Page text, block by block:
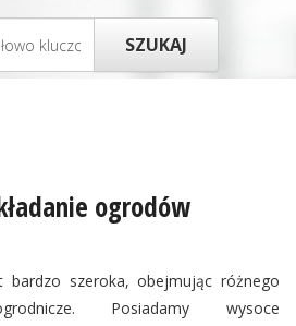
ogrodów
szeroka, obejmując różnego
Posiadamy wysoce